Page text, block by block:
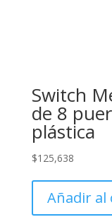
Switch
de 8
plástica
$125,638
Añadir al